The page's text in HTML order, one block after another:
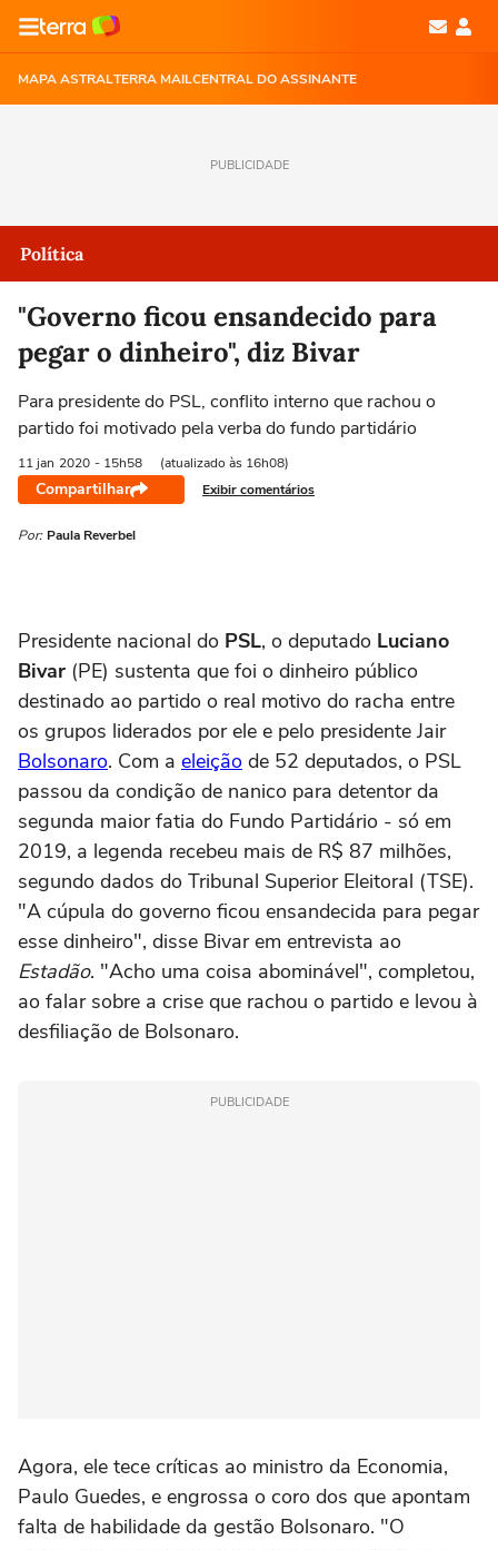
MAPA ASTRALTERRA MAILCENTRAL DO ASSINANTE
PUBLICIDADE
Política
"Governo ficou ensandecido para
pegar o dinheiro", diz Bivar
Para presidente do PSL, conflito interno que rachou o
partido foi motivado pela verba do fundo partidário
11 jan 2020 - 15h58 (atualizado às 16h08)
Compartilhar Exibir comentários
Por: Paula Reverbel
Presidente nacional do PSL, o deputado Luciano
Bivar (PE) sustenta que foi o dinheiro público
destinado ao partido o real motivo do racha entre
os grupos liderados por ele e pelo presidente Jair
Bolsonaro. Com a eleição de 52 deputados, o PSL
passou da condição de nanico para detentor da
segunda maior fatia do Fundo Partidário - só em
2019, a legenda recebeu mais de R$ 87 milhões,
segundo dados do Tribunal Superior Eleitoral (TSE).
"A cúpula do governo ficou ensandecida para pegar
esse dinheiro", disse Bivar em entrevista ao
Estadão. "Acho uma coisa abominável", completou,
ao falar sobre a crise que rachou o partido e levou à
desfiliação de Bolsonaro.
PUBLICIDADE
Agora, ele tece críticas ao ministro da Economia,
Paulo Guedes, e engrossa o coro dos que apontam
falta de habilidade da gestão Bolsonaro. "O